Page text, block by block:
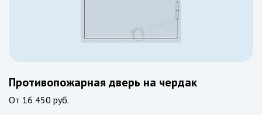
Противопожарная дверь на чердак
От 16 450 руб.